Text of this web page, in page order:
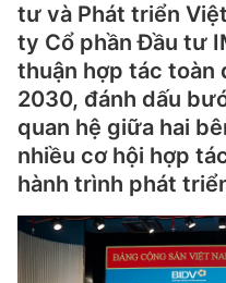
tư và Phát triển
ty Cổ phần Đầu tư
thuận hợp tác toàn
2030, đánh dấu
quan hệ giữa hai
nhiều cơ hội hợp
hành trình phát